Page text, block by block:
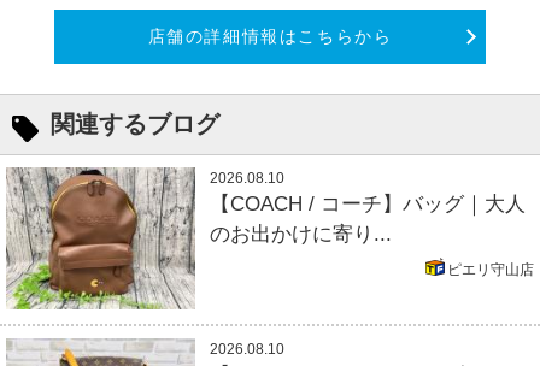
店舗の詳細情報はこちらから
関連するブログ
2026.08.10
【COACH / コーチ】バッグ｜大人
のお出かけに寄り...
ピエリ守山店
2026.08.10